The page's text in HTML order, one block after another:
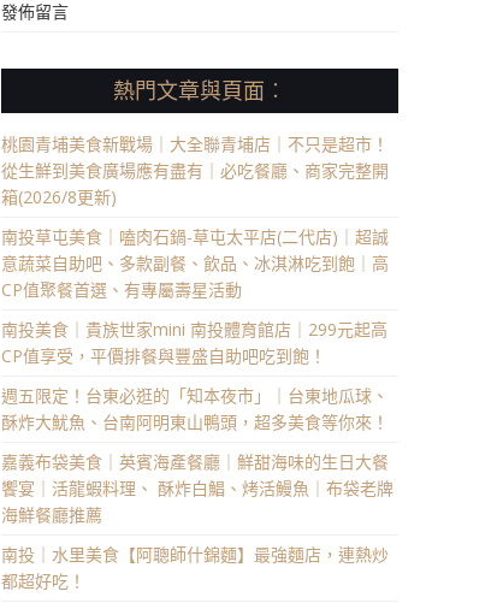
發佈留言
熱門文章與頁面︰
桃園青埔美食新戰場｜大全聯青埔店｜不只是超市！
從生鮮到美食廣場應有盡有｜必吃餐廳、商家完整開
箱(2026/8更新)
南投草屯美食｜嗑肉石鍋-草屯太平店(二代店)｜超誠
意蔬菜自助吧、多款副餐、飲品、冰淇淋吃到飽｜高
CP值聚餐首選、有專屬壽星活動
南投美食｜貴族世家mini 南投體育館店｜299元起高
CP值享受，平價排餐與豐盛自助吧吃到飽！
週五限定！台東必逛的「知本夜市」｜台東地瓜球、
酥炸大魷魚、台南阿明東山鴨頭，超多美食等你來！
嘉義布袋美食｜英賓海產餐廳｜鮮甜海味的生日大餐
饗宴｜活龍蝦料理、 酥炸白鯧、烤活鰻魚｜布袋老牌
海鮮餐廳推薦
南投｜水里美食【阿聰師什錦麵】最強麵店，連熱炒
都超好吃！